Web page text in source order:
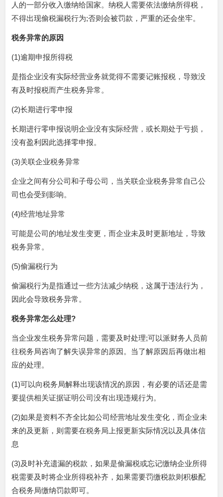
人的一部分收入缴纳给国家。纳税人需要依法缴纳所得税，
不得出现偷税漏税行为;否则会被罚款，严重的还会坐牢。
税务异常的原因
(1)逾期申报所得税
是指企业没有实际经营业务就觉得不需要记账报税，导致没
有及时报税而产生税务异常。
(2)长期进行零申报
长期进行零申报说明企业没有实际经营，或长期处于亏损，
没有盈利因此选择零申报。
(3)关联企业税务异常
企业之间有分公司和子母公司，当关联企业税务异常自己公
司也会受到影响。
(4)经营地址异常
可能是公司的地址发生变更，而企业未及时更新地址，导致
税务异常。
(5)偷漏税行为
偷漏税行为是指通过一些方法减少纳税，这属于违法行为，
因此会导致税务异常。
税务异常怎么处理?
当企业发生税务异常问题，需要及时处理;可以派财务人员前
往税务局咨询了解失误异常的原因。当了解原因后再做出相
应的处理。
(1)可以向税务局解释出现该情况的原因，有必要的话还是需
要提供相关证据证明公司没有出现违规行为。
(2)如果是资料不齐全比如公司经营地址发生变化，而企业未
来的及更新，则需要在税务局上报更新实际情况以及具体信
息
(3)及时补充遗漏的税款，如果是偷漏税或忘记缴纳企业所得
税需要及时将企业所得税补齐，如果需要罚缴税款则积极配
合税务局缴纳罚款即可。